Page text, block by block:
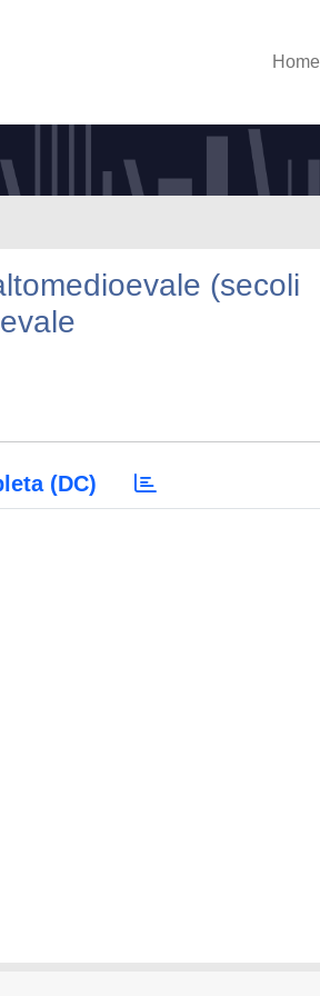
Home
(secoli
(DC)